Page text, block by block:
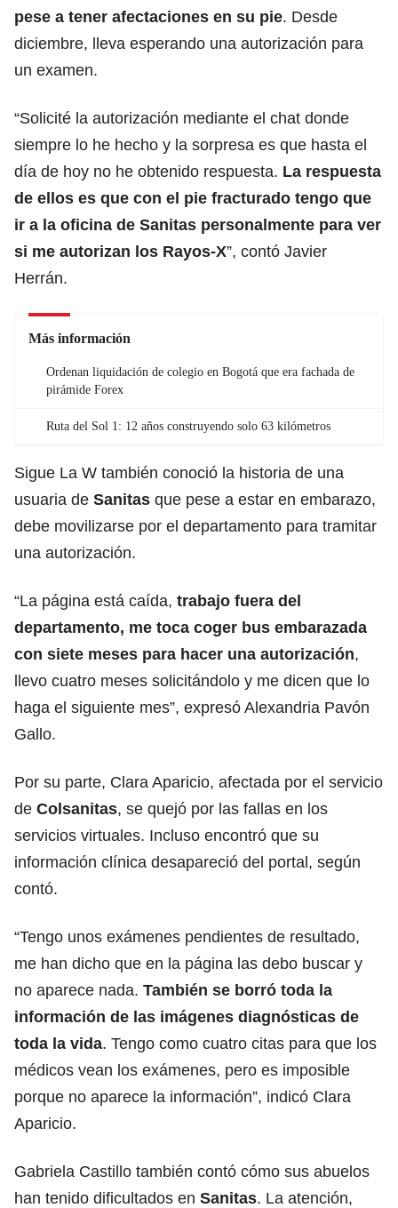
pese a tener afectaciones en su pie. Desde
diciembre, lleva esperando una autorización para
un examen.
“Solicité la autorización mediante el chat donde
siempre lo he hecho y la sorpresa es que hasta el
día de hoy no he obtenido respuesta. La respuesta
de ellos es que con el pie fracturado tengo que
ir a la oficina de Sanitas personalmente para ver
si me autorizan los Rayos-X”, contó Javier
Herrán.
Más información
Ordenan liquidación de colegio en Bogotá que era fachada de
pirámide Forex
Ruta del Sol 1: 12 años construyendo solo 63 kilómetros
Sigue La W también conoció la historia de una
usuaria de Sanitas que pese a estar en embarazo,
debe movilizarse por el departamento para tramitar
una autorización.
“La página está caída, trabajo fuera del
departamento, me toca coger bus embarazada
con siete meses para hacer una autorización,
llevo cuatro meses solicitándolo y me dicen que lo
haga el siguiente mes”, expresó Alexandria Pavón
Gallo.
Por su parte, Clara Aparicio, afectada por el servicio
de Colsanitas, se quejó por las fallas en los
servicios virtuales. Incluso encontró que su
información clínica desapareció del portal, según
contó.
“Tengo unos exámenes pendientes de resultado,
me han dicho que en la página las debo buscar y
no aparece nada. También se borró toda la
información de las imágenes diagnósticas de
toda la vida. Tengo como cuatro citas para que los
médicos vean los exámenes, pero es imposible
porque no aparece la información”, indicó Clara
Aparicio.
Gabriela Castillo también contó cómo sus abuelos
han tenido dificultados en Sanitas. La atención,